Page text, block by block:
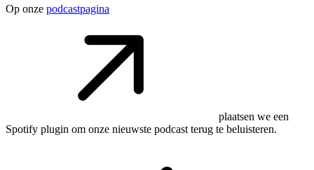
Op onze podcastpagina
plaatsen we een
Spotify plugin om onze nieuwste podcast terug te beluisteren.